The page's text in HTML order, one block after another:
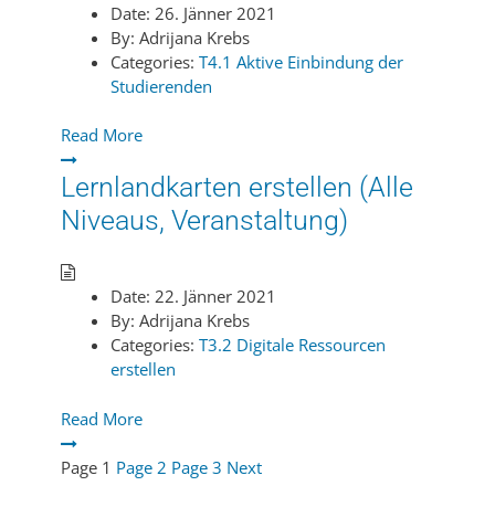
Date: 26. Jänner 2021
By: Adrijana Krebs
Categories: T4.1 Aktive Einbindung der
Studierenden
Read More
Lernlandkarten erstellen (Alle
Niveaus, Veranstaltung)
Date: 22. Jänner 2021
By: Adrijana Krebs
Categories: T3.2 Digitale Ressourcen
erstellen
Read More
Page 1 Page 2 Page 3 Next